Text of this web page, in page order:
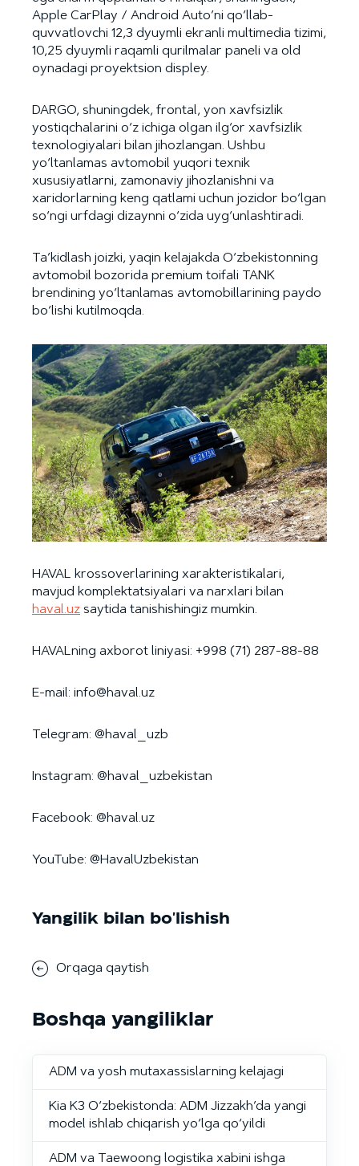
Apple CarPlay / Android Auto’ni qo‘llab-
quvvatlovchi 12,3 dyuymli ekranli multimedia tizimi,
10,25 dyuymli raqamli qurilmalar paneli va old
oynadagi proyektsion displey.
DARGO, shuningdek, frontal, yon xavfsizlik
yostiqchalarini o‘z ichiga olgan ilg‘or xavfsizlik
texnologiyalari bilan jihozlangan. Ushbu
yo‘ltanlamas avtomobil yuqori texnik
xususiyatlarni, zamonaviy jihozlanishni va
xaridorlarning keng qatlami uchun jozidor bo‘lgan
so‘ngi urfdagi dizaynni o‘zida uyg‘unlashtiradi.
Ta’kidlash joizki, yaqin kelajakda O‘zbekistonning
avtomobil bozorida premium toifali TANK
brendining yo‘ltanlamas avtomobillarining paydo
bo‘lishi kutilmoqda.
HAVAL krossoverlarining xarakteristikalari,
mavjud komplektatsiyalari va narxlari bilan
haval.uz saytida tanishishingiz mumkin.
HAVALning axborot liniyasi: +998 (71) 287-88-88
E-mail: info@haval.uz
Telegram: @haval_uzb
Instagram: @haval_uzbekistan
Facebook: @haval.uz
YouTube: @HavalUzbekistan
Yangilik bilan bo'lishish
Orqaga qaytish
Boshqa yangiliklar
ADM va yosh mutaxassislarning kelajagi
Kia K3 O‘zbekistonda: ADM Jizzakh’da yangi
model ishlab chiqarish yo‘lga qo‘yildi
ADM va Taewoong logistika xabini ishga